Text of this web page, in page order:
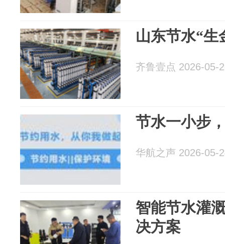
山东节水“生
齐鲁壹点 2026-05-
节水一小步
华航之声 2026-05-
智能节水灌
决方案